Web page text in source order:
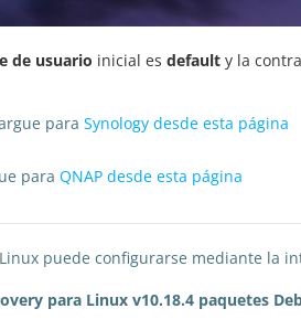
de usuario inicial es default y la
para Synology desde esta página
para QNAP desde esta página
puede configurarse mediante la
para Linux v10.18.4 paquetes